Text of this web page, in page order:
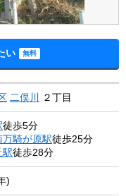
い
二俣川 ２丁目
徒歩5分
万騎が原駅徒歩25分
駅徒歩28分
)